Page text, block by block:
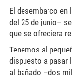
El desembarco en
del 25 de junio–
que se ofreciera
Tenemos al
dispuesto a pasar
al bañado –dos